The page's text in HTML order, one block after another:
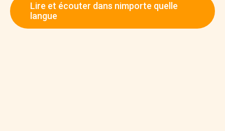
Les fourmis sont très fortes pour leur taille. Une fourmi
peut porter 50 fois son poids !
Lire et écouter dans nimporte quelle
langue